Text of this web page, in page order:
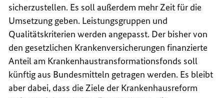
sicherzustellen. Es soll außerdem mehr Zeit für die
Umsetzung geben. Leistungsgruppen und
Qualitätskriterien werden angepasst. Der bisher von
den gesetzlichen Krankenversicherungen finanzierte
Anteil am Krankenhaustransformationsfonds soll
künftig aus Bundesmitteln getragen werden. Es bleibt
aber dabei, dass die Ziele der Krankenhausreform